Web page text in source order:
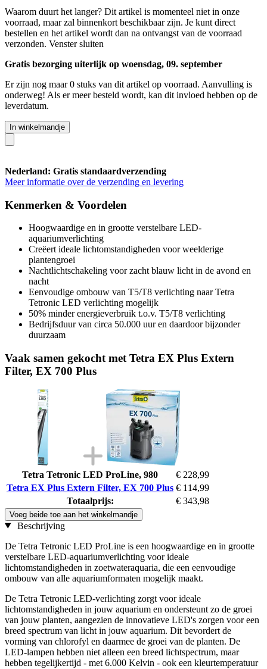
Waarom duurt het langer? Dit artikel is momenteel niet in onze
voorraad, maar zal binnenkort beschikbaar zijn. Je kunt direct
bestellen en het artikel wordt dan na ontvangst van de voorraad
verzonden. Venster sluiten
Gratis bezorging uiterlijk op woensdag, 09. september
Er zijn nog maar 0 stuks van dit artikel op voorraad. Aanvulling is
onderweg! Als er meer besteld wordt, kan dit invloed hebben op de
leverdatum.
In winkelmandje
Nederland: Gratis standaardverzending
Meer informatie over de verzending en levering
Kenmerken & Voordelen
Hoogwaardige en in grootte verstelbare LED-
aquariumverlichting
Creëert ideale lichtomstandigheden voor weelderige
plantengroei
Nachtlichtschakeling voor zacht blauw licht in de avond en
nacht
Eenvoudige ombouw van T5/T8 verlichting naar Tetra
Tetronic LED verlichting mogelijk
50% minder energieverbruik t.o.v. T5/T8 verlichting
Bedrijfsduur van circa 50.000 uur en daardoor bijzonder
duurzaam
Vaak samen gekocht met Tetra EX Plus Extern
Filter, EX 700 Plus
Tetra Tetronic LED ProLine, 980
€ 228,99
Tetra EX Plus Extern Filter, EX 700 Plus € 114,99
Totaalprijs:
€ 343,98
Voeg beide toe aan het winkelmandje
Beschrijving
De Tetra Tetronic LED ProLine is een hoogwaardige en in grootte
verstelbare LED-aquariumverlichting voor ideale
lichtomstandigheden in zoetwateraquaria, die een eenvoudige
ombouw van alle aquariumformaten mogelijk maakt.
De Tetra Tetronic LED-verlichting zorgt voor ideale
lichtomstandigheden in jouw aquarium en ondersteunt zo de groei
van jouw planten, aangezien de innovatieve LED's zorgen voor een
breed spectrum van licht in jouw aquarium. Dit bevordert de
vorming van chlorofyl en daarmee de groei van de planten. De
LED-lampen hebben niet alleen een breed lichtspectrum, maar
hebben tegelijkertijd - met 6.000 Kelvin - ook een kleurtemperatuur